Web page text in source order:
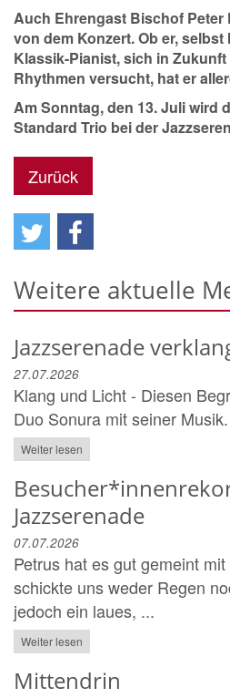
Auch Ehrengast Bischof Peter
von dem Konzert. Ob er,
Klassik-Pianist, sich in Zukunft
Rhythmen versucht, hat er
Am Sonntag, den 13. Juli wird
Standard Trio bei der
Zurück
Weitere aktuelle
Jazzserenade
27.07.2026
Klang und Licht - Diesen
Duo Sonura mit seiner
Weiter lesen
Jazzserenade
07.07.2026
Petrus hat es gut gemeint
schickte uns weder Regen
jedoch ein laues, ...
Weiter lesen
Mittendrin